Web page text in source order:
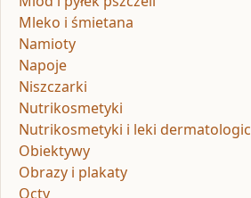
Mleko i śmietana
Namioty
Napoje
Niszczarki
Nutrikosmetyki
Nutrikosmetyki i leki
Obiektywy
Obrazy i plakaty
Octy